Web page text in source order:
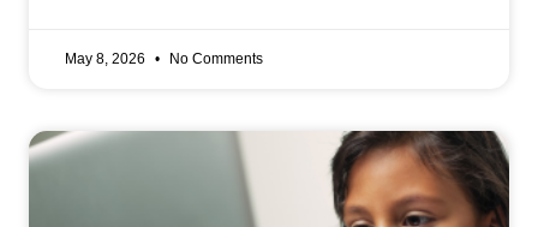
May 8, 2026 No Comments